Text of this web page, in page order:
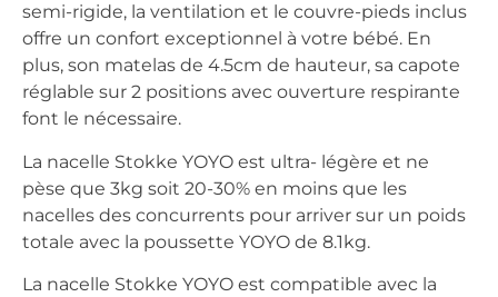
semi-rigide, la ventilation et le couvre-pieds inclus
offre un confort exceptionnel à votre bébé. En
plus, son matelas de 4.5cm de hauteur, sa capote
réglable sur 2 positions avec ouverture respirante
font le nécessaire.
La nacelle Stokke YOYO est ultra- légère et ne
pèse que 3kg soit 20-30% en moins que les
nacelles des concurrents pour arriver sur un poids
totale avec la poussette YOYO de 8.1kg.
La nacelle Stokke YOYO est compatible avec la